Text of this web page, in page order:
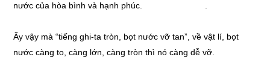
nước của hòa bình và hạnh phúc. .
Ấy vậy mà “tiếng ghi-ta tròn, bọt nước vỡ tan”, về vật lí, bọt
nước càng to, càng lớn, càng tròn thì nó càng dễ vỡ.